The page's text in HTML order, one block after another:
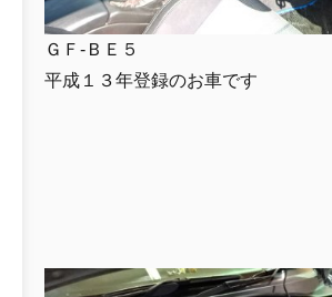
ＧＦ-ＢＥ５
平成１３年登録のお車です